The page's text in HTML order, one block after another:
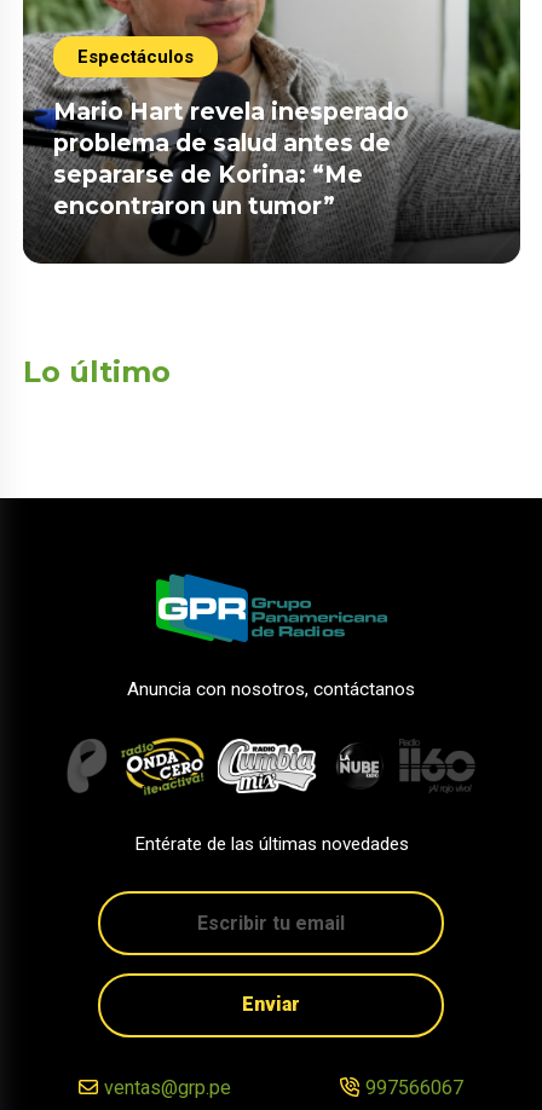
Espectáculos
Mario Hart revela inesperado
problema de salud antes de
separarse de Korina: “Me
encontraron un tumor”
Lo último
Anuncia con nosotros, contáctanos
Entérate de las últimas novedades
Enviar
ventas@grp.pe 997566067